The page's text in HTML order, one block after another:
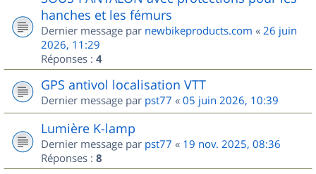
hanches et les fémurs
Dernier message par newbikeproducts.com « 26 juin
2026, 11:29
Réponses : 4
GPS antivol localisation VTT
Dernier message par pst77 « 05 juin 2026, 10:39
Lumière K-lamp
Dernier message par pst77 « 19 nov. 2025, 08:36
Réponses : 8